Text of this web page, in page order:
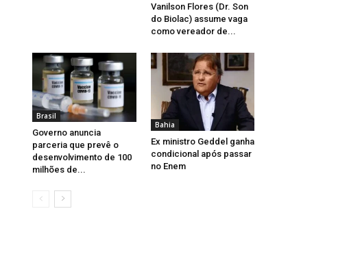
Vanilson Flores (Dr. Son
do Biolac) assume vaga
como vereador de...
Brasil
Governo anuncia
parceria que prevê o
desenvolvimento de 100
milhões de...
Bahia
Ex ministro Geddel ganha
condicional após passar
no Enem